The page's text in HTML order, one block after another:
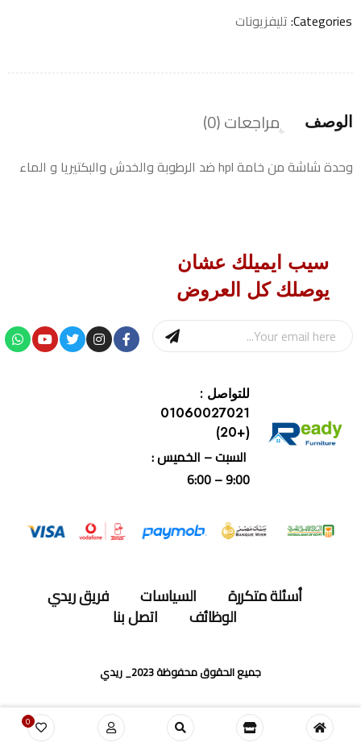
Categories: تليفزيونات
الوصف مراجعات (0)
وحدة شاشة من خامة hpl ضد الرطوبة والخدش والبكتيريا و الماء
سيب ايميلك عشان
يوصلك كل العروض
للتواصل :
01060027021
(+20)
السبت – الخميس :
9:00 – 6:00
أسئلة متكررة السياسات فريق ريدي
الوظائف اتصل بنا
جميع الحقوق محفوظة 2023_ ريدي
0